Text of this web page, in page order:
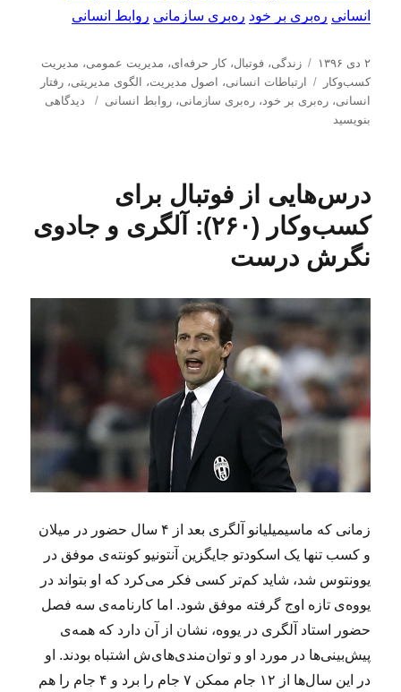
انسانی ره‌بری بر خود ره‌‌بری سازمانی روابط انسانی
ا
ر
س
ا
ه
د
ر
۲ دی ۱۳۹۶
د
س
ت
زندگی،فوتبال،کار حرفه‌ای، مدیریت عمومی، مدیریت
كسب‌و‌كار
ب
ر
ا
ارتباطات انسانی، اصول مدیریت، الگوی مدیریتی،رفتار
انسانی،ره‌بری بر خود،ره‌‌بری سازمانی،روابط انسانی
س‌
ه
ل
ر
ا
ک
س
و‌
ک
ا
(
۲
دیدگاهی
بنویسید
درس‌هایی از فوتبال برای
کسب‌و‌کار (۲۶۰): آلگری و جادوی
نگرش درست
زمانی که ماسیمیلیانو آلگری بعد از ۴ سال حضور در میلان
و کسب تنها یک اسکودتو جایگزین آنتونیو کونته‌ی موفق در
یوونتوس شد، شاید کم‌تر کسی فکر می‌کرد که او بتواند در
یووه‌ی تازه اوج گرفته موفق شود. اما کارنامه‌ی سه فصل
حضور استاد آلگری در یووه، نشان از آن دارد که همه‌ی
پیش‌بینی‌ها در مورد او و توان‌مندی‌های‌ش اشتباه بودند. او
در این سال‌ها از ۱۲ جام ممکن ۷ جام را برد و ۴ جام را هم